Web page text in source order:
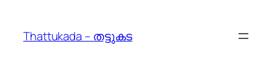
content
Thattukada – തട്ടുകട